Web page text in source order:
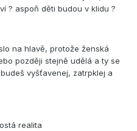
? aspoň děti budou v klidu ?
na hlavě, protože ženská
později stejně udělá a ty se
vyšťavenej, zatrpklej a
realita